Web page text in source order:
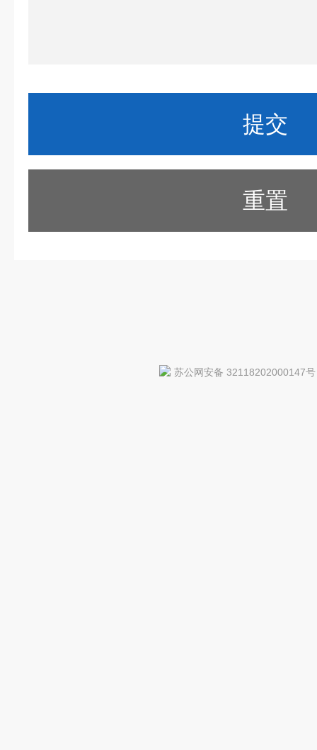
重置
苏公网安备 32118202000147号